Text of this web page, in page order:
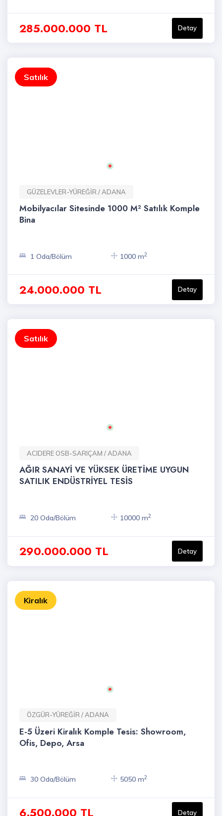
285.000.000 TL Detay
Satılık
GÜZELEVLER-YÜREĞİR / ADANA
Mobilyacılar Sitesinde 1000 M² Satılık Komple
Bina
1 Oda/Bölüm 1000 m2
24.000.000 TL Detay
Satılık
ACIDERE OSB-SARIÇAM / ADANA
AĞIR SANAYİ VE YÜKSEK ÜRETİME UYGUN
SATILIK ENDÜSTRİYEL TESİS
20 Oda/Bölüm 10000 m2
290.000.000 TL Detay
Kiralık
ÖZGÜR-YÜREĞİR / ADANA
E-5 Üzeri Kiralık Komple Tesis: Showroom,
Ofis, Depo, Arsa
30 Oda/Bölüm 5050 m2
6.500.000 TL Detay